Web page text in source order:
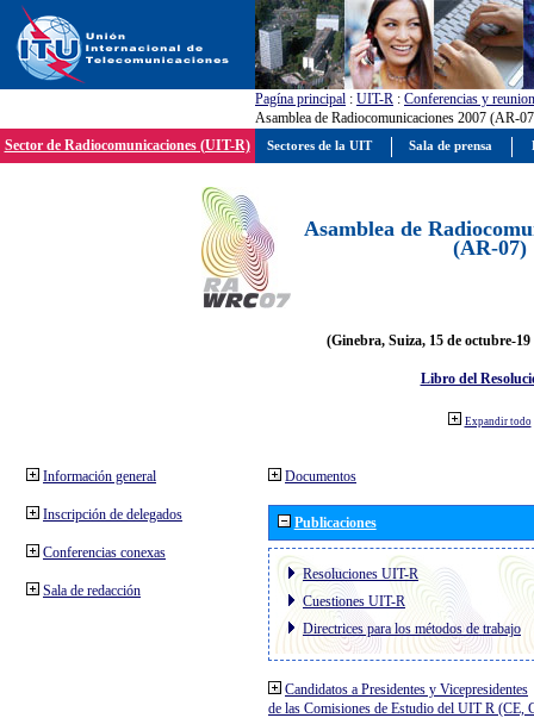
Pagína principal : UIT-R : Conferencias y
Asamblea de Radiocomunicaciones 2007 (AR-
Sector de Radiocomunicaciones (UIT-R)
Asamblea de
(AR-07)
(Ginebra, Suiza, 15 de octubre-19
Libro del
Expandir todo
Información general
Inscripción de delegados
Conferencias conexas
Sala de redacción
Documentos
Publicaciones
Resoluciones UIT-R
Cuestiones UIT-R
Directrices para los métodos de trabajo
Candidatos a Presidentes y Vicepresidentes
de las Comisiones de Estudio del UIT R (CE,
Sectores de la UIT Sala de prensa